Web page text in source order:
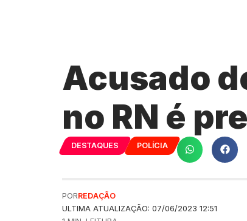
Acusado
no RN é
DESTAQUES POLÍCIA
ULTIMA ATUALIZAÇÃO: 07/06/2023 12:51
PORREDAÇÃO